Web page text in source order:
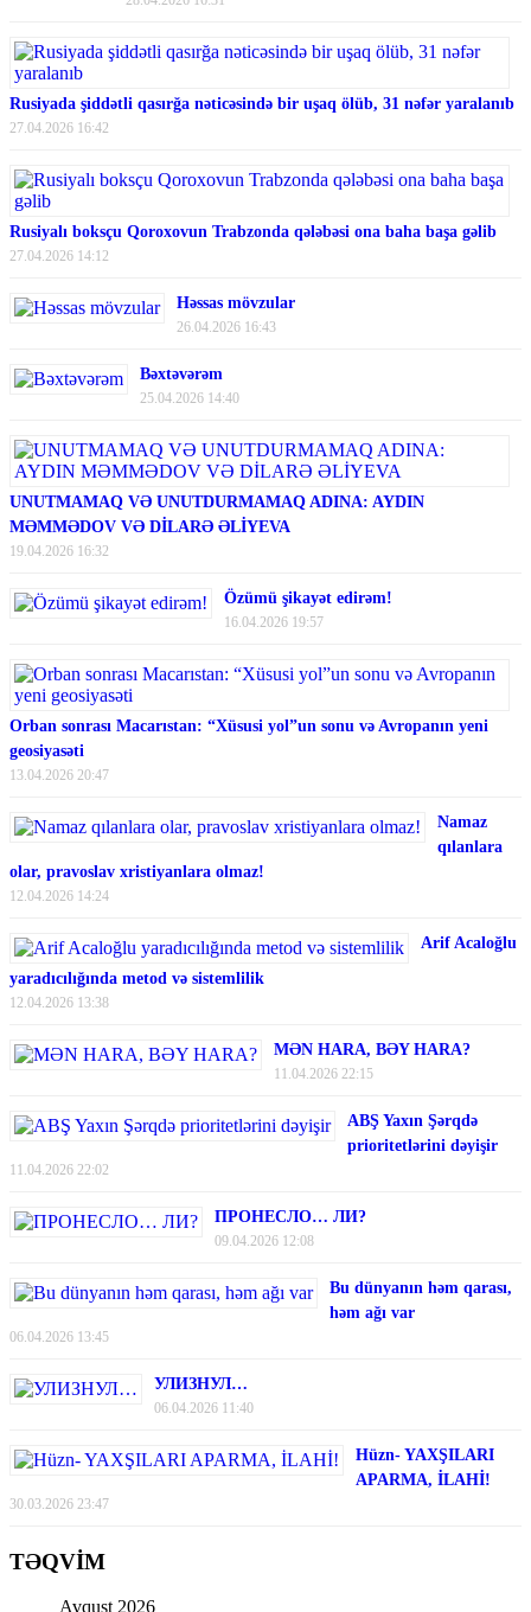
Rusiyada şiddətli qasırğa nəticəsində bir uşaq ölüb, 31 nəfər yaralanıb
27.04.2026 16:42
Rusiyalı boksçu Qoroxovun Trabzonda qələbəsi ona baha başa gəlib
27.04.2026 14:12
Həssas mövzular
26.04.2026 16:43
Bəxtəvərəm
25.04.2026 14:40
UNUTMAMAQ VƏ UNUTDURMAMAQ ADINA: AYDIN
MƏMMƏDOV VƏ DİLARƏ ƏLİYEVA
19.04.2026 16:32
Özümü şikayət edirəm!
16.04.2026 19:57
Orban sonrası Macarıstan: “Xüsusi yol”un sonu və Avropanın yeni
geosiyasəti
13.04.2026 20:47
Namaz
qılanlara
olar, pravoslav xristiyanlara olmaz!
12.04.2026 14:24
Arif Acaloğlu
yaradıcılığında metod və sistemlilik
12.04.2026 13:38
MƏN HARA, BƏY HARA?
11.04.2026 22:15
ABŞ Yaxın Şərqdə
prioritetlərini dəyişir
11.04.2026 22:02
ПРОНЕСЛО… ЛИ?
09.04.2026 12:08
Bu dünyanın həm qarası,
həm ağı var
06.04.2026 13:45
УЛИЗНУЛ…
06.04.2026 11:40
Hüzn- YAXŞILARI
APARMA, İLAHİ!
30.03.2026 23:47
TƏQVİM
Avqust 2026